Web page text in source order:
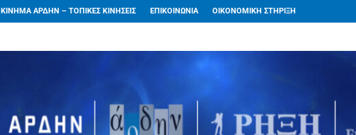
ΚΙΝΗΜΑ ΑΡΔΗΝ – ΤΟΠΙΚΕΣ ΚΙΝΗΣΕΙΣ ΕΠΙΚΟΙΝΩΝΙΑ ΟΙΚΟΝΟΜΙΚΗ ΣΤΗΡΙΞΗ